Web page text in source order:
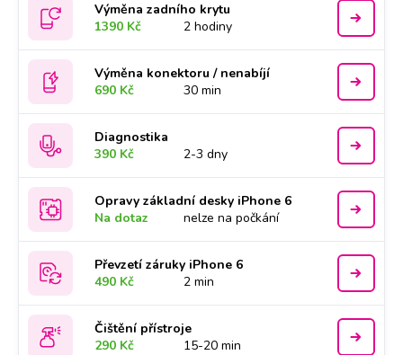
Výměna zadního krytu
1390 Kč
2 hodiny
Výměna konektoru / nenabíjí
690 Kč
30 min
Diagnostika
390 Kč
2-3 dny
Opravy základní desky iPhone 6
Na dotaz
nelze na počkání
Převzetí záruky iPhone 6
490 Kč
2 min
Čištění přístroje
290 Kč
15-20 min